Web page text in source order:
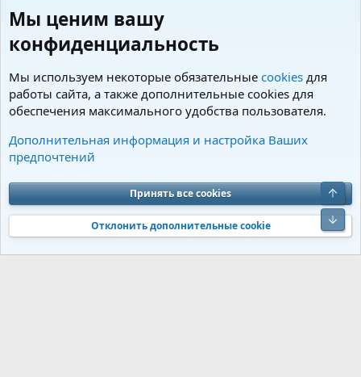
Теги
Cookies Charm by DCom
Обратная связь
Условия и правила
Политика конфиденциальности
Помощь
S
S
Community platform by XenForo® © 2010-2026 XenForo Ltd. Перевод от
Jumuro®|Media embeds via s9e/MediaSites
Мы ценим вашу
конфиденциальность
Мы используем некоторые обязательные cookies для
работы сайта, а также дополнительные cookies для
обеспечения максимального удобства пользователя.
Дополнительная информация и настройка Ваших
предпочтений
Принять все cookies
Отклонить дополнительные cookie
Верх
Низ